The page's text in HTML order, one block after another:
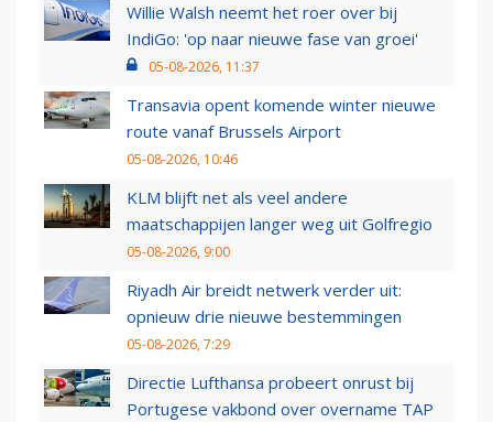
Willie Walsh neemt het roer over bij
IndiGo: 'op naar nieuwe fase van groei'
05-08-2026, 11:37
Transavia opent komende winter nieuwe
route vanaf Brussels Airport
05-08-2026, 10:46
KLM blijft net als veel andere
maatschappijen langer weg uit Golfregio
05-08-2026, 9:00
Riyadh Air breidt netwerk verder uit:
opnieuw drie nieuwe bestemmingen
05-08-2026, 7:29
Directie Lufthansa probeert onrust bij
Portugese vakbond over overname TAP